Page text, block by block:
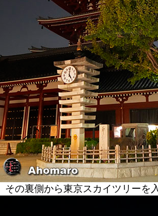
その裏側から東京スカイツリーを